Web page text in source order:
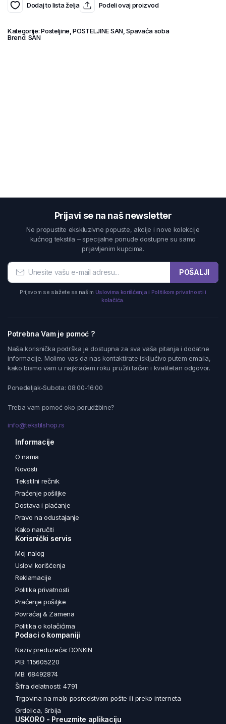
Dodaj to lista želja Podeli ovaj proizvod
Kategorije:Posteljine ,POSTELJINE SAN,Spavaća soba
Brend: SAN
Prijavi se na naš newsletter
Ne propustite ekskluzivne popuste, akcije i nove kolekcije
kućnog tekstila – specijalne ponude dostupne su samo
prijavljenim kupcima.
POŠALJI
Prijavom se slažete sa našim Uslovima korišćenja i Politikom privatnosti i
kolačića.
Potrebna Vam je pomoć ?
Naša korisnička podrška je dostupna za sva vaša pitanja i dodatne
informacije. Molimo vas da nas kontaktirate isključivo putem emaila,
kako bismo vam u najkraćem roku pružili tačan i kvalitetan odgovor.
Ponedeljak-Subota: 08:00-16:00
Treba vam pomoć oko porudžbine?
info@tekstilshop.rs
Informacije
O nama
Novosti
Tekstilni rečnik
Praćenje pošiljke
Dostava i plaćanje
Pravo na odustajanje
Kako naručiti
Korisnički servis
Moj nalog
Uslovi korišćenja
Reklamacije
Politika privatnosti
Praćenje pošiljke
Povraćaj & Zamena
Politika o kolačićima
Podaci o kompaniji
Naziv preduzeća: DONKIN
PIB: 115605220
MB: 68492874
Šifra delatnosti: 4791
Trgovina na malo posredstvom pošte ili preko interneta
Grdelica, Srbija
USKORO - Preuzmite aplikaciju